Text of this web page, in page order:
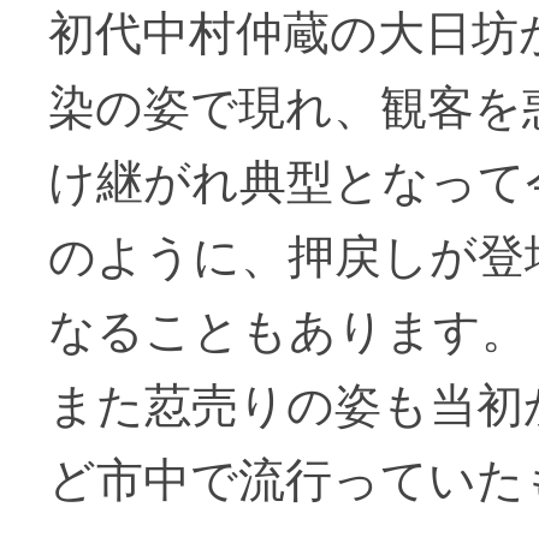
初代中村仲蔵の大日
染の姿で現れ、観客
け継がれ典型となっ
のように、押戻しが
なることもあります。
また荵売りの姿も当
ど市中で流行ってい